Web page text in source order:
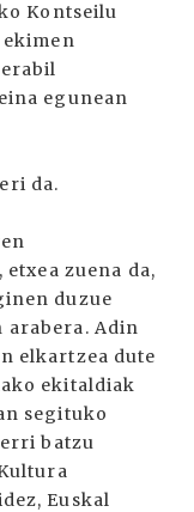
Kontseilu
ekimen
egunean
da.
zuena da,
duzue
Adin
elkartzea dute
ekitaldiak
segituko
batzu
Euskal